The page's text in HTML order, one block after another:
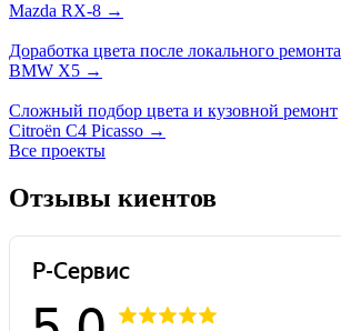
Mazda RX-8 →
Доработка цвета после локального ремонта
BMW X5 →
Сложный подбор цвета и кузовной ремонт
Citroën C4 Picasso →
Все проекты
Отзывы киентов